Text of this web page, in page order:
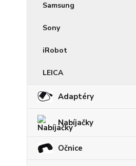
Samsung
Sony
iRobot
LEICA
Adaptéry
Nabíjačky
Očnice